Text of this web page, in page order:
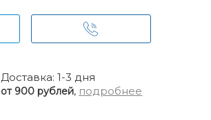
Доставка: 1-3 дня
от 900 рублей, подробнее